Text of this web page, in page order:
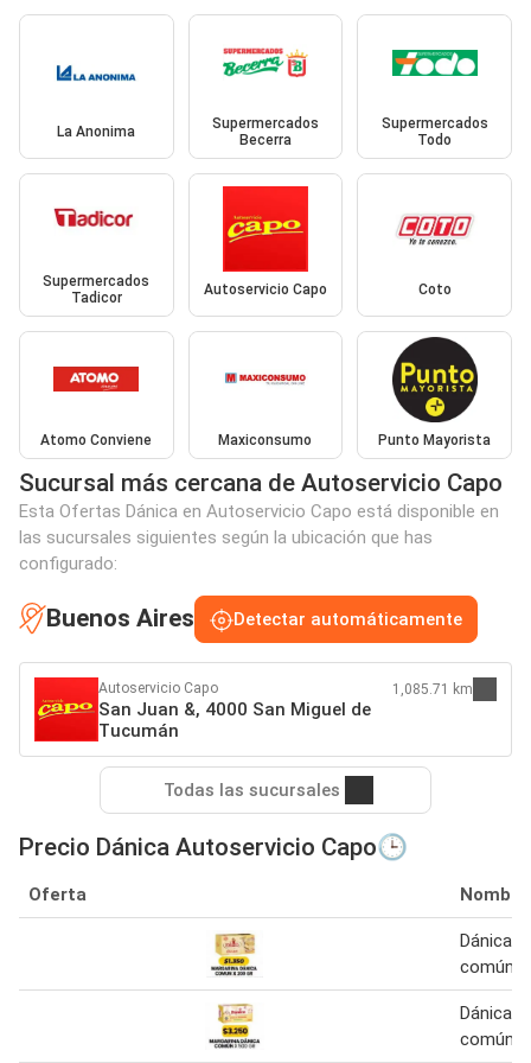
La Anonima
Supermercados
Becerra
Supermercados
Todo
Supermercados
Tadicor
Autoservicio Capo Coto
Atomo Conviene Maxiconsumo Punto Mayorista
Sucursal más cercana de Autoservicio Capo
Esta Ofertas Dánica en Autoservicio Capo está disponible en
las sucursales siguientes según la ubicación que has
configurado:
Buenos Aires Detectar automáticamente
Autoservicio Capo
San Juan &, 4000 San Miguel de
Tucumán
1,085.71 km
Todas las sucursales
Precio Dánica Autoservicio Capo🕒
Oferta Nombre
Dánica
común
Dánica
común